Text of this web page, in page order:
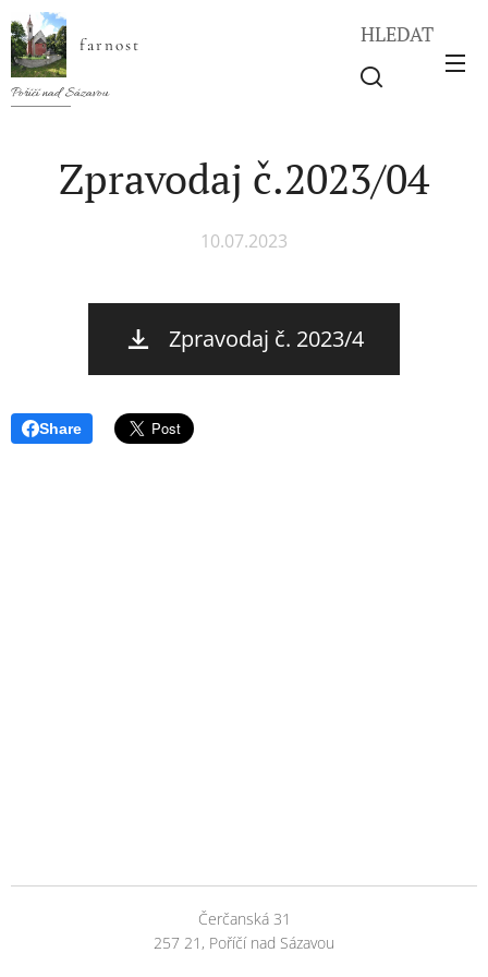
farnost
Poříčí nad Sázavou
HLEDAT
Zpravodaj č.2023/04
10.07.2023
Zpravodaj č. 2023/4
Share
Čerčanská 31
257 21, Poříčí nad Sázavou